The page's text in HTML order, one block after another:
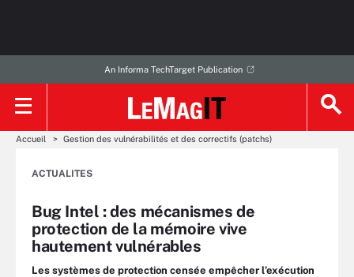
An Informa TechTarget Publication
Accueil Gestion des vulnérabilités et des correctifs (patchs)
ACTUALITES
Bug Intel : des mécanismes de
protection de la mémoire vive
hautement vulnérables
Les systèmes de protection censée empêcher l’exécution